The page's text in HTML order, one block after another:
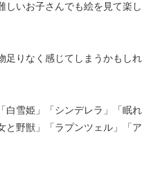
しいお子さんでも絵を見て楽し
足りなく感じてしまうかもしれ
白雪姫」「シンデレラ」「眠れ
と野獣」「ラプンツェル」「ア